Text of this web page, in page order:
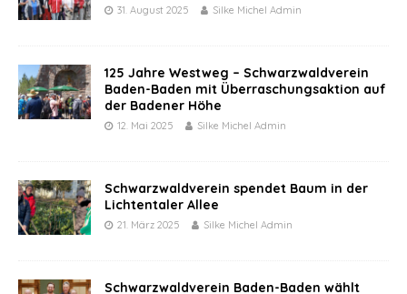
31. August 2025 Silke Michel Admin
125 Jahre Westweg – Schwarzwaldverein
Baden-Baden mit Überraschungsaktion auf
der Badener Höhe
12. Mai 2025 Silke Michel Admin
Schwarzwaldverein spendet Baum in der
Lichtentaler Allee
21. März 2025 Silke Michel Admin
Schwarzwaldverein Baden-Baden wählt